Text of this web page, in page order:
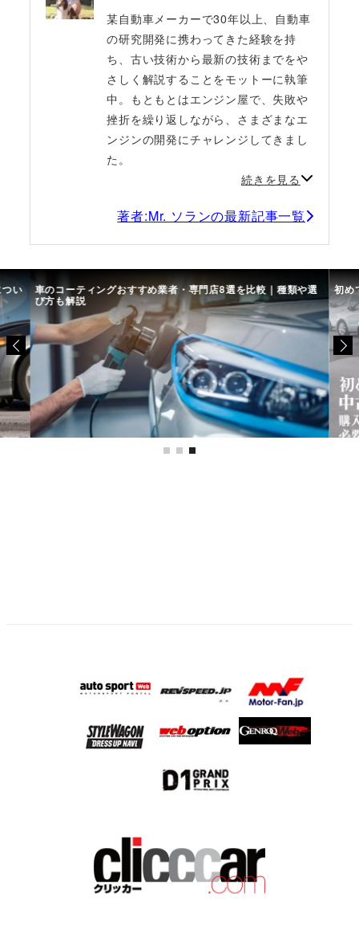
某自動車メーカーで30年以上、自動車
の研究開発に携わってきた経験を持
ち、古い技術から最新の技術までをや
さしく解説することをモットーに執筆
中。もともとはエンジン屋で、失敗や
挫折を繰り返しながら、さまざまなエ
ンジンの開発にチャレンジしてきまし
た。
続きを見る
著者:Mr. ソランの最新記事一覧
い 車のコーティングおすすめ業者・専門店8選を比較｜種類や選
び方も解説
初め